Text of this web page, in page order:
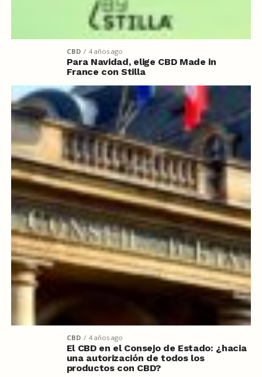
CBD 4 años ago
Para Navidad, elige CBD Made in
France con Stilla
CBD 4 años ago
El CBD en el Consejo de Estado: ¿hacia
una autorización de todos los
productos con CBD?